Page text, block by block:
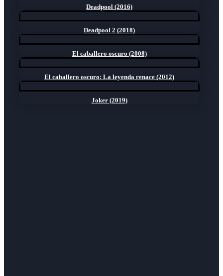
Deadpool (2016)
Deadpool 2 (2018)
El caballero oscuro (2008)
El caballero oscuro: La leyenda renace (2012)
Joker (2019)